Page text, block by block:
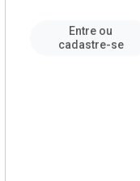
Entre ou
cadastre-se